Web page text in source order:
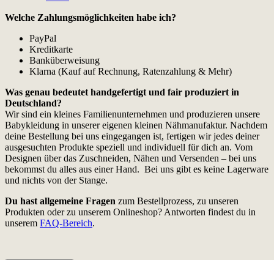
Welche Zahlungsmöglichkeiten habe ich?
PayPal
Kreditkarte
Banküberweisung
Klarna (Kauf auf Rechnung, Ratenzahlung & Mehr)
Was genau bedeutet handgefertigt und fair produziert in
Deutschland?
Wir sind ein kleines Familienunternehmen und produzieren unsere
Babykleidung in unserer eigenen kleinen Nähmanufaktur. Nachdem
deine Bestellung bei uns eingegangen ist, fertigen wir jedes deiner
ausgesuchten Produkte speziell und individuell für dich an. Vom
Designen über das Zuschneiden, Nähen und Versenden – bei uns
bekommst du alles aus einer Hand. Bei uns gibt es keine Lagerware
und nichts von der Stange.
Du hast allgemeine Fragen zum Bestellprozess, zu unseren
Produkten oder zu unserem Onlineshop? Antworten findest du in
unserem FAQ-Bereich.